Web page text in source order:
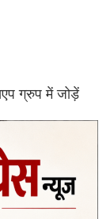
ग्रुप में जोड़ें